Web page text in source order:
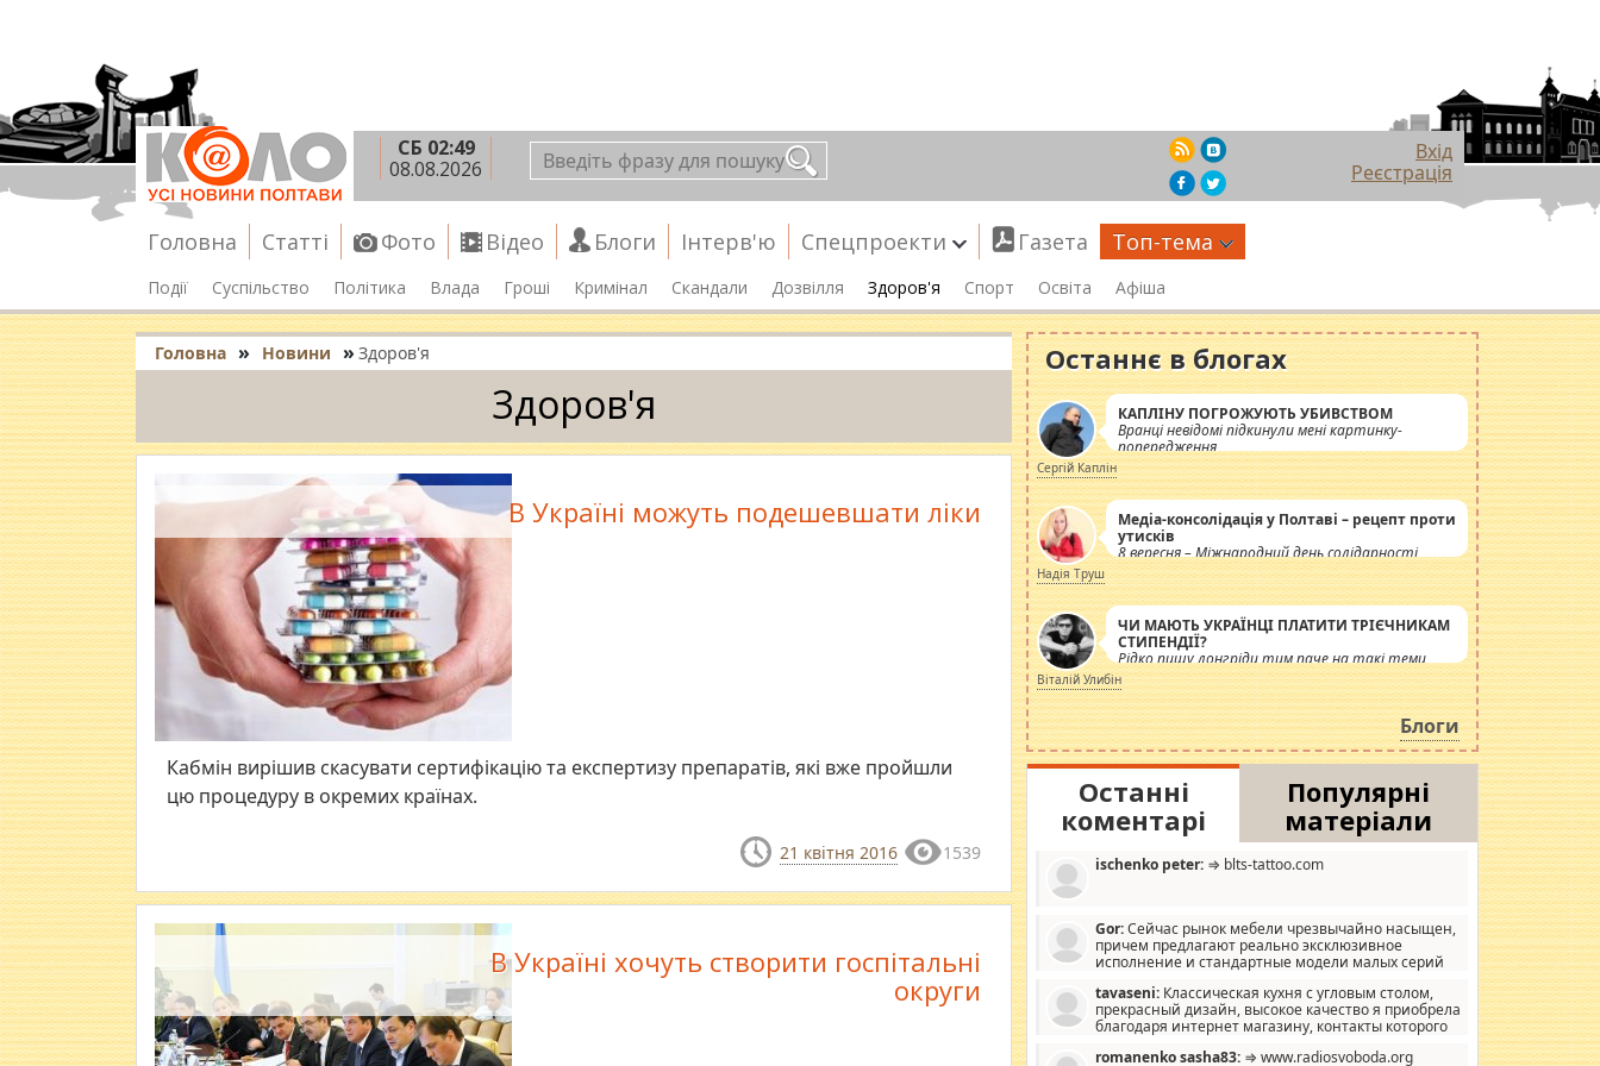
СБ 02:49
08.08.2026
Вхід
Реєстрація
Головна Статті Фото Відео Блоги Інтерв'ю Спецпроекти Газета Топ-тема
Події Суспільство Політика Влада Гроші Кримінал Скандали Дозвілля Здоров'я Спорт Освіта Афіша
Головна » Новини » Здоров'я
Здоров'я
В Україні можуть подешевшати ліки
Кабмін вирішив скасувати сертифікацію та експертизу препаратів, які вже пройшли
цю процедуру в окремих країнах.
21 квітня 2016 1539
В Україні хочуть створити госпітальні
округи
Останнє в блогах
КАПЛІНУ ПОГРОЖУЮТЬ УБИВСТВОМ
Вранці невідомі підкинули мені картинку-
попередження
Сергій Каплін
Медіа-консолідація у Полтаві – рецепт проти
утисків
8 вересня – Міжнародний день солідарності
журналістів.
Надія Труш
ЧИ МАЮТЬ УКРАЇНЦІ ПЛАТИТИ ТРІЄЧНИКАМ
СТИПЕНДІЇ?
Рідко пишу лонгріди тим паче на такі теми,
але вже просто дістало! Обурюють сьогоднішні
інсенуації навколо стипендіального питання.
Штучно роздувається ще одна соціальна
катастрофа.
Віталій Улибін
Блоги
Останні
коментарі
Популярні
матеріали
ischenko peter: ⇒ blts-tattoo.com
Gor:Сейчас рынок мебели чрезвычайно насыщен,
причем предлагают реально эксклюзивное
исполнение и стандартные модели малых серий
дизайну, мало походит на стандартные формы, в MebelOk,
креативненько и что главное - со вкусом все в порядке,
без ненужных наворотов удорожающих мебель, а это не
tavaseni: Классическая кухня с угловым столом,
прекрасный дизайн, высокое качество я приобрела
благодаря интернет магазину, контакты которого
romanenko sasha83: ⇒ www.radiosvoboda.org